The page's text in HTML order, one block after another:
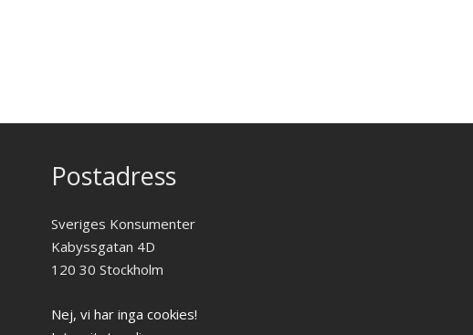
Postadress
Sveriges Konsumenter
Kabyssgatan 4D
120 30 Stockholm
Nej, vi har inga cookies!